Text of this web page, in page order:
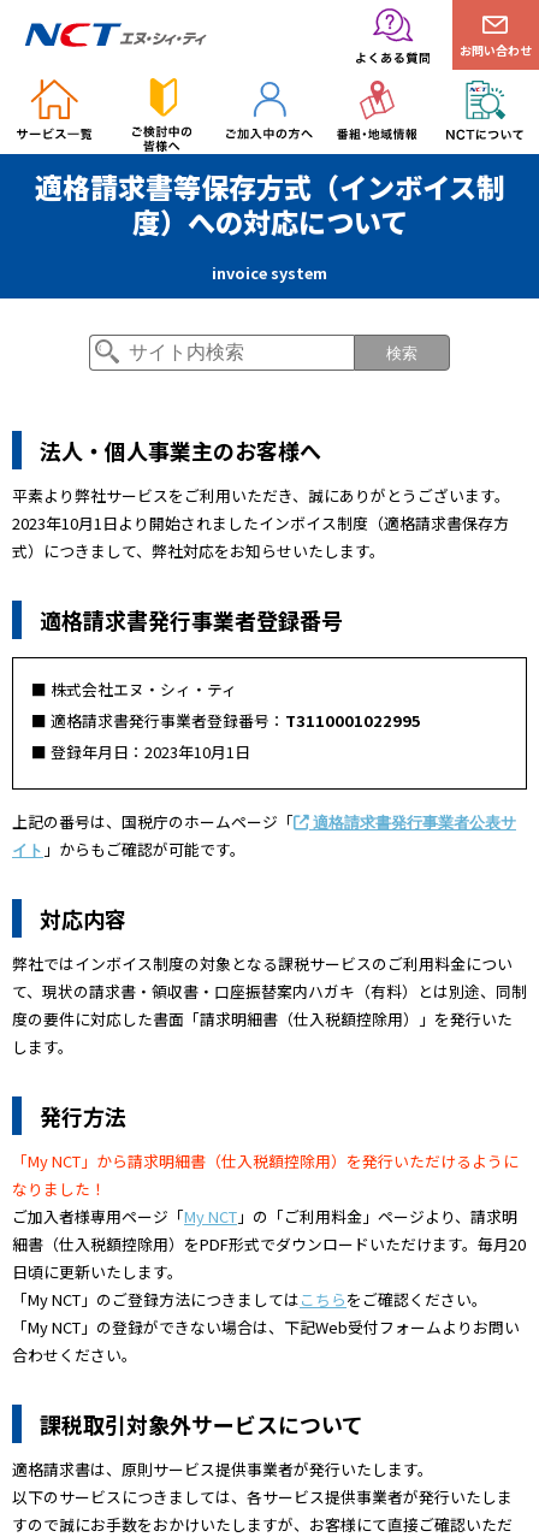
お問い合わせ
適格請求書等保存方式（インボイス制
度）への対応について
invoice system
検索
法人・個人事業主のお客様へ
平素より弊社サービスをご利用いただき、誠にありがとうございます。
2023年10月1日より開始されましたインボイス制度（適格請求書保存方
式）につきまして、弊社対応をお知らせいたします。
適格請求書発行事業者登録番号
■ 株式会社エヌ・シィ・ティ
■ 適格請求書発行事業者登録番号： T3110001022995
■ 登録年月日：2023年10月1日
上記の番号は、国税庁のホームページ「
適格請求書発行事業者公表サ
イト 」からもご確認が可能です。
対応内容
弊社ではインボイス制度の対象となる課税サービスのご利用料金につい
て、現状の請求書・領収書・口座振替案内ハガキ（有料）とは別途、同制
度の要件に対応した書面「請求明細書（仕入税額控除用）」を発行いた
します。
発行方法
「My NCT」から請求明細書（仕入税額控除用）を発行いただけるように
なりました！
ご加入者様専用ページ「My NCT 」の「ご利用料金」ページより、請求明
細書（仕入税額控除用）をPDF形式でダウンロードいただけます。毎月20
日頃に更新いたします。
「My NCT」のご登録方法につきましてはこちらをご確認ください。
「My NCT」の登録ができない場合は、下記Web受付フォームよりお問い
合わせください。
課税取引対象外サービスについて
適格請求書は、原則サービス提供事業者が発行いたします。
以下のサービスにつきましては、各サービス提供事業者が発行いたしま
すので誠にお手数をおかけいたしますが、お客様にて直接ご確認いただ